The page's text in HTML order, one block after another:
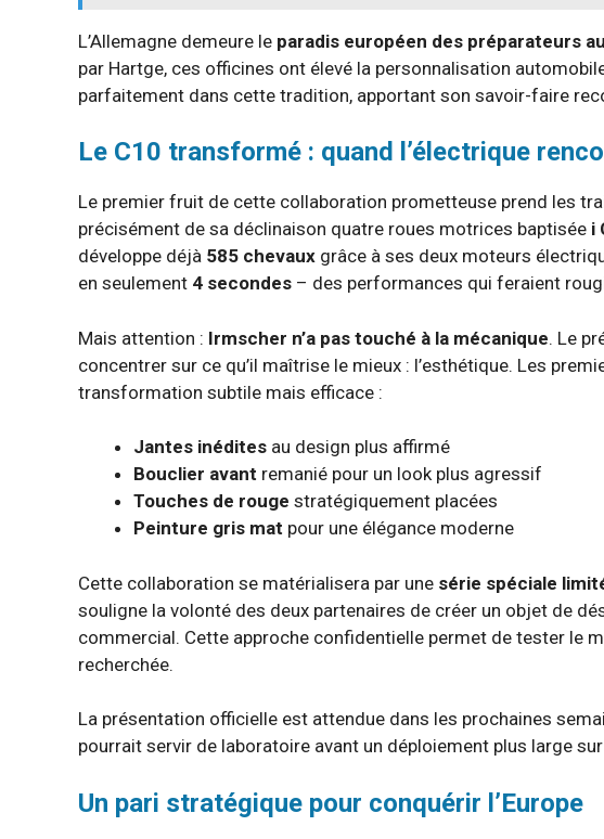
L’Allemagne demeure le paradis européen des préparateurs
par Hartge, ces officines ont élevé la personnalisation
parfaitement dans cette tradition, apportant son savoir-faire
Le C10 transformé : quand l’électrique
Le premier fruit de cette collaboration prometteuse prend les
précisément de sa déclinaison quatre roues motrices baptisée i
développe déjà 585 chevaux grâce à ses deux moteurs
en seulement 4 secondes – des performances qui feraient
Mais attention : Irmscher n’a pas touché à la mécanique. Le
concentrer sur ce qu’il maîtrise le mieux : l’esthétique. Les
transformation subtile mais efficace :
Jantes inédites au design plus affirmé
Bouclier avant remanié pour un look plus agressif
Touches de rouge stratégiquement placées
Peinture gris mat pour une élégance moderne
Cette collaboration se matérialisera par une série spéciale
souligne la volonté des deux partenaires de créer un objet de
commercial. Cette approche confidentielle permet de tester le
recherchée.
La présentation officielle est attendue dans les prochaines
pourrait servir de laboratoire avant un déploiement plus large
Un pari stratégique pour conquérir l’Europe